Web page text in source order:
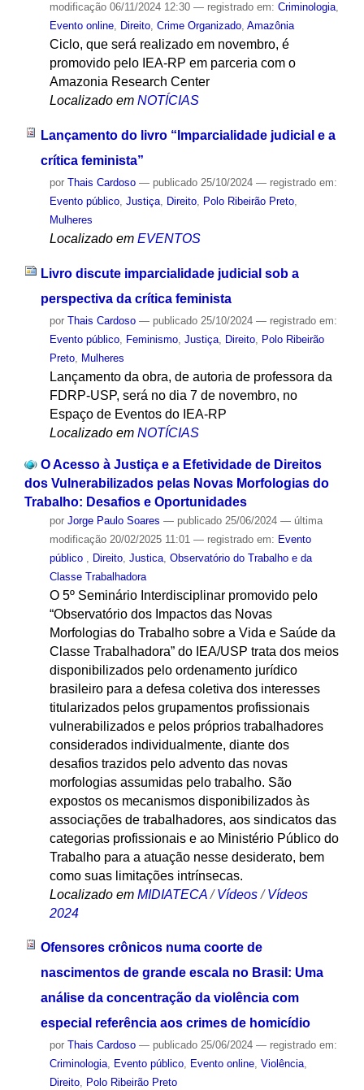
modificação06/11/2024 12:30 — registrado em: Criminologia,
Evento online, Direito, Crime Organizado, Amazônia
Ciclo, que será realizado em novembro, é
promovido pelo IEA-RP em parceria com o
Amazonia Research Center
Localizado em NOTÍCIAS
Lançamento do livro “Imparcialidade judicial e a
crítica feminista”
por Thais Cardoso — publicado25/10/2024 — registrado em:
Evento público, Justiça, Direito, Polo Ribeirão Preto,
Mulheres
Localizado em EVENTOS
Livro discute imparcialidade judicial sob a
perspectiva da crítica feminista
por Thais Cardoso — publicado25/10/2024 — registrado em:
Evento público, Feminismo, Justiça, Direito,
Polo Ribeirão
Preto, Mulheres
Lançamento da obra, de autoria de professora da
FDRP-USP, será no dia 7 de novembro, no
Espaço de Eventos do IEA-RP
Localizado em NOTÍCIAS
O Acesso à Justiça e a Efetividade de Direitos
dos Vulnerabilizados pelas Novas Morfologias do
Trabalho: Desafios e Oportunidades
por Jorge Paulo Soares — publicado25/06/2024 — última
modificação20/02/2025 11:01 — registrado em: Evento
público
Direito, Justica, Observatório do Trabalho e da
Classe Trabalhadora
O 5º Seminário Interdisciplinar promovido pelo
“Observatório dos Impactos das Novas
Morfologias do Trabalho sobre a Vida e Saúde da
Classe Trabalhadora” do IEA/USP trata dos meios
disponibilizados pelo ordenamento jurídico
brasileiro para a defesa coletiva dos interesses
titularizados pelos grupamentos profissionais
vulnerabilizados e pelos próprios trabalhadores
considerados individualmente, diante dos
desafios trazidos pelo advento das novas
morfologias assumidas pelo trabalho. São
expostos os mecanismos disponibilizados às
associações de trabalhadores, aos sindicatos das
categorias profissionais e ao Ministério Público do
Trabalho para a atuação nesse desiderato, bem
como suas limitações intrínsecas.
Localizado em MIDIATECA /Vídeos /Vídeos
2024
Ofensores crônicos numa coorte de
nascimentos de grande escala no Brasil: Uma
análise da concentração da violência com
especial referência aos crimes de homicídio
por Thais Cardoso — publicado25/06/2024 — registrado em:
Criminologia, Evento público, Evento online, Violência,
Direito, Polo Ribeirão Preto